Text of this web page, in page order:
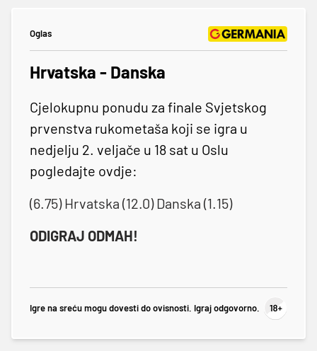
Oglas
Hrvatska - Danska
Cjelokupnu ponudu za finale Svjetskog
prvenstva rukometaša koji se igra u
nedjelju 2. veljače u 18 sat u Oslu
pogledajte ovdje:
(6.75) Hrvatska (12.0) Danska (1.15)
ODIGRAJ ODMAH!
Igre na sreću mogu dovesti do ovisnosti. Igraj odgovorno.